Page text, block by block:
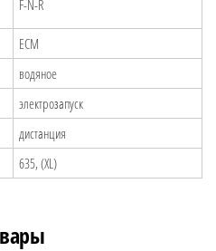
F-N-R
ECM
водяное
электрозапуск
дистанция
635, (XL)